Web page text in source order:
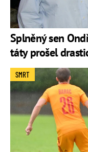
Splněný sen
táty prošel
SMRT